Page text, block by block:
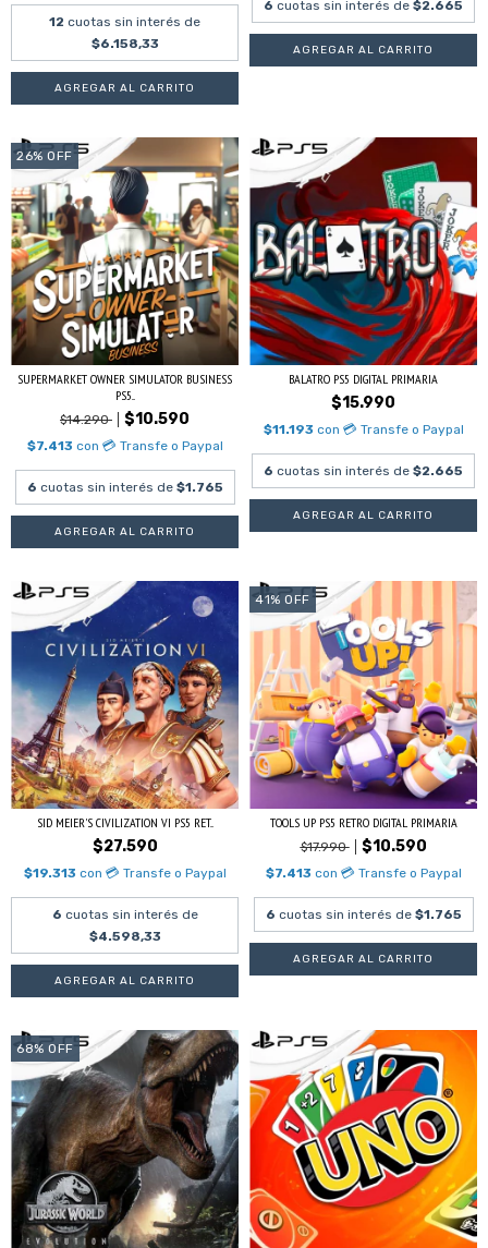
12 cuotas sin interés de
$6.158,33
6 cuotas sin interés de $2.665
26% OFF
SUPERMARKET OWNER SIMULATOR BUSINESS
PS5...
$14.290 $10.590
$7.413 con 💳 Transfe o Paypal
6 cuotas sin interés de $1.765
BALATRO PS5 DIGITAL PRIMARIA
$15.990
$11.193 con 💳 Transfe o Paypal
6 cuotas sin interés de $2.665
SID MEIER'S CIVILIZATION VI PS5 RET...
$27.590
$19.313 con 💳 Transfe o Paypal
6 cuotas sin interés de
$4.598,33
41% OFF
TOOLS UP PS5 RETRO DIGITAL PRIMARIA
$17.990 $10.590
$7.413 con 💳 Transfe o Paypal
6 cuotas sin interés de $1.765
68% OFF